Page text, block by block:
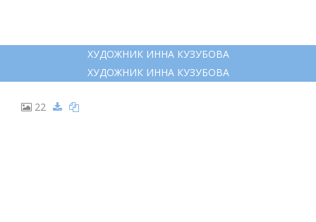
ХУДОЖНИК ИННА КУЗУБОВА
ХУДОЖНИК ИННА КУЗУБОВА
22